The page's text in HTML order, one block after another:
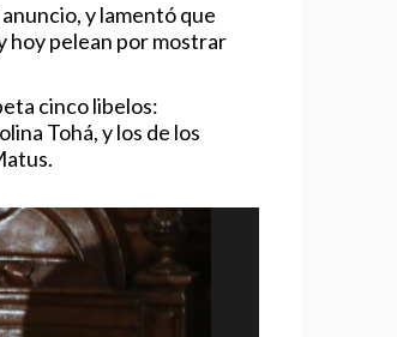
y lamentó que
hoy pelean por mostrar
cinco libelos:
Tohá, y los de los